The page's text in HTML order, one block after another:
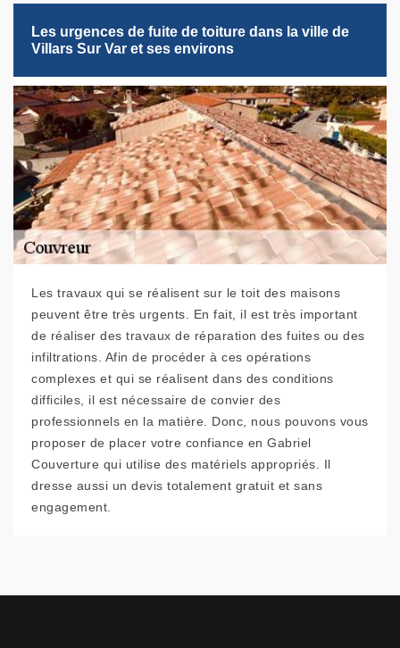
Les urgences de fuite de toiture dans la ville de
Villars Sur Var et ses environs
Les travaux qui se réalisent sur le toit des maisons
peuvent être très urgents. En fait, il est très important
de réaliser des travaux de réparation des fuites ou des
infiltrations. Afin de procéder à ces opérations
complexes et qui se réalisent dans des conditions
difficiles, il est nécessaire de convier des
professionnels en la matière. Donc, nous pouvons vous
proposer de placer votre confiance en Gabriel
Couverture qui utilise des matériels appropriés. Il
dresse aussi un devis totalement gratuit et sans
engagement.